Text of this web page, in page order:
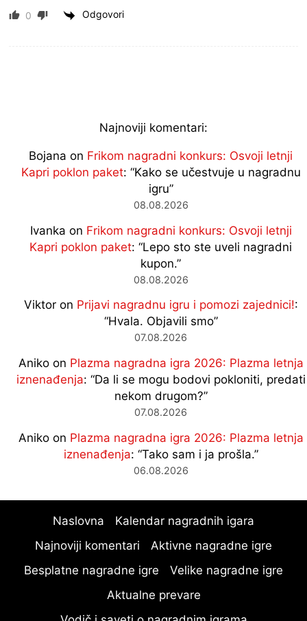
0 Odgovori
Najnoviji komentari:
Bojana on Frikom nagradni konkurs: Osvoji letnji
Kapri poklon paket: “Kako se učestvuje u nagradnu
igru”
08.08.2026
Ivanka on Frikom nagradni konkurs: Osvoji letnji
Kapri poklon paket: “Lepo sto ste uveli nagradni
kupon.”
08.08.2026
Viktoron Prijavi nagradnu igru i pomozi zajednici!:
“Hvala. Objavili smo”
07.08.2026
Anikoon Plazma nagradna igra 2026: Plazma letnja
iznenađenja: “Da li se mogu bodovi pokloniti, predati
nekom drugom?”
07.08.2026
Anikoon Plazma nagradna igra 2026: Plazma letnja
iznenađenja: “Tako sam i ja prošla.”
06.08.2026
Naslovna
Kalendar nagradnih igara
Najnoviji komentari
Aktivne nagradne igre
Besplatne nagradne igre
Velike nagradne igre
Aktualne prevare